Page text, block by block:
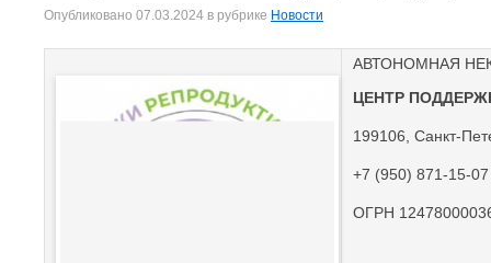
Опубликовано 07.03.2024 в рубрике Новости
АВТОНОМНАЯ
ЦЕНТР
199106, Санкт-
+7 (950) 871-15-07
ОГРН